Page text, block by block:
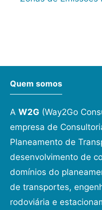
Quem somos
A W2G (Way2Go
empresa de
Planeamento de
desenvolvimento de
domínios do
de transportes,
rodoviária e